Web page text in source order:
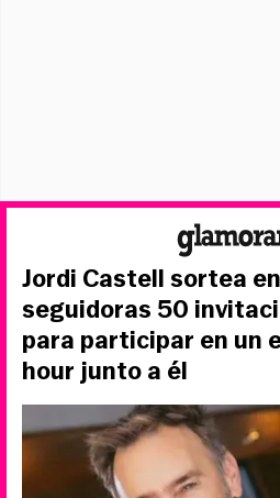
Jordi Castell sortea
seguidoras 50
para participar en un
hour junto a él